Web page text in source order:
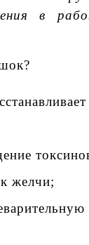
в
желчи;